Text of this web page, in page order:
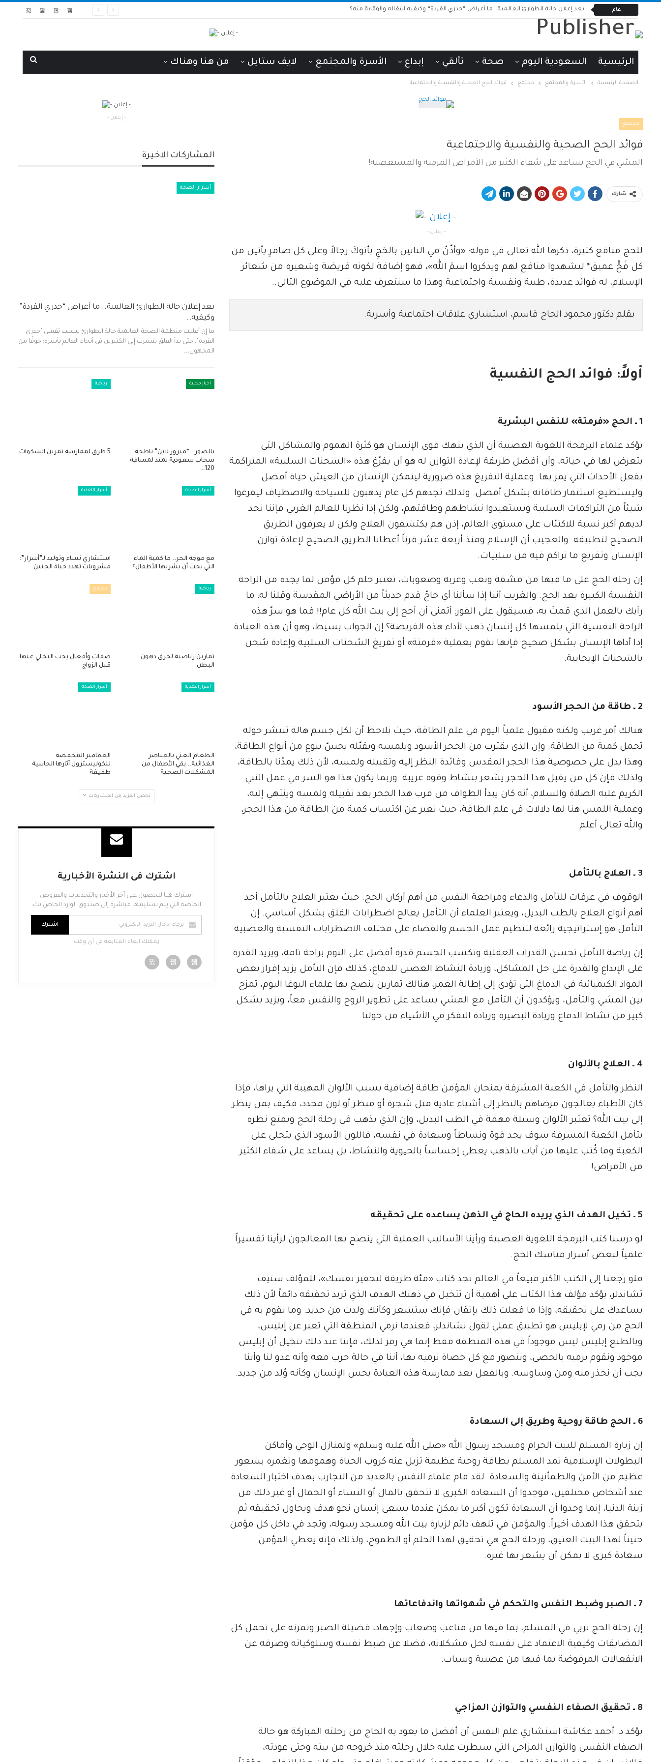
عام بعد إعلان حالة الطوارئ العالمية.. ما أعراض “جدري القردة” وكيفية انتقاله والوقاية منه؟
الرئيسية السعودية اليوم صحة تألقي إبداع الأسرة والمجتمع لايف ستايل من هنا وهناك
الصفحة الرئيسية الأسرة والمجتمع مجتمع فوائد الحج الصحية والنفسية والاجتماعية
مجتمع
فوائد الحج الصحية والنفسية والاجتماعية
المشي في الحج يساعد على شفاء الكثير من الأمراض المزمنة والمستعصية!
شارك
- إعلان -
للحج منافع كثيرة، ذكرها الله تعالى في قوله: «وأذّنْ في الناسِ بالحَجِ يأتوكَ رجالاً وعلى كل ضامرٍ يأتين من
كل فَجٍّ عميق* ليشهدوا منافع لهم ويذكروا اسمَ الله»، فهو إضافة لكونه فريضة وشعيرة من شعائر
الإسلام، له فوائد عديدة، طبية ونفسية واجتماعية وهذا ما سنتعرف عليه في الموضوع التالي..
بقلم دكتور محمود الحاج قاسم، استشاري علاقات اجتماعية وأسرية.
أولاً: فوائد الحج النفسية
1 ـ الحج «فرمتة» للنفس البشرية
يؤكد علماء البرمجة اللغوية العصبية أن الذي ينهك قوى الإنسان هو كثرة الهموم والمشاكل التي
يتعرض لها في حياته، وأن أفضل طريقة لإعادة التوازن له هو أن يفرّغ هذه «الشحنات السلبية» المتراكمة
بفعل الأحداث التي يمر بها. وعملية التفريغ هذه ضرورية ليتمكن الإنسان من العيش حياة أفضل
وليستطيع استثمار طاقاته بشكل أفضل. ولذلك تجدهم كل عام يذهبون للسياحة والاصطياف ليفرغوا
شيئاً من التراكمات السلبية ويستعيدوا نشاطهم وطاقتهم، ولكن إذا نظرنا للعالم الغربي فإننا نجد
لديهم أكبر نسبة للاكتئاب على مستوى العالم، إذن هم يكتشفون العلاج ولكن لا يعرفون الطريق
الصحيح لتطبيقه. والعجيب أن الإسلام ومنذ أربعة عشر قرناً أعطانا الطريق الصحيح لإعادة توازن
الإنسان وتفريغ ما تراكم فيه من سلبيات.
إن رحلة الحج على ما فيها من مشقة وتعب وغربة وصعوبات، تعتبر حلم كل مؤمن لما يجده من الراحة
النفسية الكبيرة بعد الحج. والغريب أننا إذا سألنا أي حاجّ قدم حديثاً من الأراضي المقدسة وقلنا له: ما
رأيك بالعمل الذي قمتَ به، فسيقول على الفور: أتمنى أن أحج إلى بيت الله كل عام!! فما هو سرّ هذه
الراحة النفسية التي يلمسها كل إنسان ذهب لأداء هذه الفريضة؟ إن الجواب بسيط، وهو أن هذه العبادة
إذا أداها الإنسان بشكل صحيح فإنها تقوم بعملية «فرمتة» أو تفريغ الشحنات السلبية وإعادة شحن
بالشحنات الإيجابية.
2 ـ طاقة من الحجر الأسود
هنالك أمر غريب ولكنه مقبول علمياً اليوم في علم الطاقة، حيث نلاحظ أن لكل جسم هالة تنتشر حوله
تحمل كمية من الطاقة. وإن الذي يقترب من الحجر الأسود ويلمسه ويقبّله يحسّ بنوع من أنواع الطاقة،
وهذا يدل على خصوصية هذا الحجر المقدس وفائدة النظر إليه وتقبيله ولمسه، لأن ذلك يمدّنا بالطاقة،
ولذلك فإن كل من يقبل هذا الحجر يشعر بنشاط وقوة غريبة. وربما يكون هذا هو السر في عمل النبي
الكريم عليه الصلاة والسلام، أنه كان يبدأ الطواف من قرب هذا الحجر بعد تقبيله ولمسه وينتهي إليه،
وعملية اللمس هنا لها دلالات في علم الطاقة، حيث تعبر عن اكتساب كمية من الطاقة من هذا الحجر،
والله تعالى أعلم.
3 ـ العلاج بالتأمل
الوقوف في عرفات للتأمل والدعاء ومراجعة النفس من أهم أركان الحج. حيث يعتبر العلاج بالتأمل أحد
أهم أنواع العلاج بالطب البديل، ويعتبر العلماء أن التأمل يعالج اضطرابات القلق بشكل أساسي. إن
التأمل هو إستراتيجية رائعة لتنظيم عمل الجسم والقضاء على مختلف الاضطرابات النفسية والعصبية.
إن رياضة التأمل تحسن القدرات العقلية وتكسب الجسم قدرة أفضل على النوم براحة تامة، ويزيد القدرة
على الإبداع والقدرة على حل المشاكل، وزيادة النشاط العصبي للدماغ، كذلك فإن التأمل يزيد إفراز بعض
المواد الكيميائية في الدماغ التي تؤدي إلى إطالة العمر، هنالك تمارين ينصح بها علماء اليوغا اليوم، تمزج
بين المشي والتأمل، ويؤكدون أن التأمل مع المشي يساعد على تطوير الروح والنفس معاً، ويزيد بشكل
كبير من نشاط الدماغ وزيادة البصيرة وزيادة التفكر في الأشياء من حولنا.
4 ـ العلاج بالألوان
النظر والتأمل في الكعبة المشرفة يمنحان المؤمن طاقة إضافية بسبب الألوان المهيبة التي يراها، فإذا
كان الأطباء يعالجون مرضاهم بالنظر إلى أشياء عادية مثل شجرة أو منظر أو لون محدد، فكيف بمن ينظر
إلى بيت الله؟ تعتبر الألوان وسيلة مهمة في الطب البديل، وإن الذي يذهب في رحلة الحج ويمتع نظره
بتأمل الكعبة المشرفة سوف يجد قوة ونشاطاً وسعادة في نفسه، فاللون الأسود الذي يتجلى على
الكعبة وما كُتب عليها من آيات بالذهب يعطي إحساساً بالحيوية والنشاط، بل يساعد على شفاء الكثير
من الأمراض!
5 ـ تخيل الهدف الذي يريده الحاج في الذهن يساعده على تحقيقه
لو درسنا كتب البرمجة اللغوية العصبية ورأينا الأساليب العملية التي ينصح بها المعالجون لرأينا تفسيراً
علمياً لبعض أسرار مناسك الحج.
فلو رجعنا إلى الكتب الأكثر مبيعاً في العالم نجد كتاب «مئة طريقة لتحفيز نفسك»، للمؤلف ستيف
تشاندلر، يؤكد مؤلف هذا الكتاب على أهمية أن تتخيل في ذهنك الهدف الذي تريد تحقيقه دائماً لأن ذلك
يساعدك على تحقيقه، وإذا ما فعلت ذلك بإتقان فإنك ستشعر وكأنك ولدت من جديد. وما نقوم به في
الحج من رمي لإبليس هو تطبيق عملي لقول تشاندلر، فعندما نرمي المنطقة التي تعبر عن إبليس،
وبالطبع إبليس ليس موجوداً في هذه المنطقة فقط إنما هي رمز لذلك، فإننا عند ذلك نتخيل أن إبليس
موجود ونقوم برميه بالحصى، ونتصور مع كل حصاة نرميه بها، أننا في حالة حرب معه وأنه عدو لنا وأننا
يجب أن نحذر منه ومن وساوسه. وبالفعل بعد ممارسة هذه العبادة يحس الإنسان وكأنه وُلد من جديد.
6 ـ الحج طاقة روحية وطريق إلى السعادة
إن زيارة المسلم للبيت الحرام ومسجد رسول الله «صلى الله عليه وسلم» ولمنازل الوحي وأماكن
البطولات الإسلامية تمد المسلم بطاقة روحية عظيمة تزيل عنه كروب الحياة وهمومها وتغمره بشعور
عظيم من الأمن والطمأنينة والسعادة. لقد قام علماء النفس بالعديد من التجارب بهدف اختبار السعادة
عند أشخاص مختلفين، فوجدوا أن السعادة الكبرى لا تتحقق بالمال أو النساء أو الجمال أو غير ذلك من
زينة الدنيا، إنما وجدوا أن السعادة تكون أكبر ما يمكن عندما يسعى إنسان نحو هدف ويحاول تحقيقه ثم
يتحقق هذا الهدف أخيراً. والمؤمن في تلهف دائم لزيارة بيت الله ومسجد رسوله، وتجد في داخل كل مؤمن
حنيناً لهذا البيت العتيق، ورحلة الحج هي تحقيق لهذا الحلم أو الطموح، ولذلك فإنه يعطي المؤمن
سعادة كبرى لا يمكن أن يشعر بها غيره.
7 ـ الصبر وضبط النفس والتحكم في شهواتها واندفاعاتها
إن رحلة الحج تربي في المسلم، بما فيها من متاعب وصعاب وإجهاد، فضيلة الصبر وتمرنه على تحمل كل
المضايقات وكيفية الاعتماد على نفسه لحل مشكلاته، فضلا عن ضبط نفسه وسلوكياته وصرفه عن
الانفعالات المرفوضة بما فيها من عصبية وسباب.
8 ـ تحقيق الصفاء النفسي والتوازن المزاجي
يؤكد د. أحمد عكاشة استشاري علم النفس أن أفضل ما يعود به الحاج من رحلته المباركة هو حالة
الصفاء النفسي والتوازن المزاجي التي سيطرت عليه خلال رحلته منذ خروجه من بيته وحتى عودته،
- إعلان -
المشاركات الاخيرة
أسرار الصحة
بعد إعلان حالة الطوارئ العالمية.. ما أعراض “جدري القردة”
وكيفية…
ما إن أعلنت منظمة الصحة العالمية حالة الطوارئ بسبب تفشي "جدري
القردة"، حتى بدأ القلق يتسرب إلى الكثيرين في أنحاء العالم بأسره؛ خوفًا من
المجهول،…
أخبار محلية
بالصور.. “ميرور لاين” ناطحة
سحاب سعودية تمتد لمسافة
120…
رياضة
5 طرق لممارسة تمرين السكوات
أسرار الصحة
مع موجة الحر.. ما كمية الماء
التي يجب أن يشربها الأطفال؟
أسرار التغذية
استشاري نساء وتوليد لـ”أسرار”:
مشروبات تهدد حياة الجنين
رياضة
تمارين رياضية لحرق دهون
البطن
مجتمع
صفات وأفعال يجب التخلي عنها
قبل الزواج
أسرار التغذية
الطعام الغني بالعناصر
الغذائية.. يقي الأطفال من
المشكلات الصحية
أسرار الصحة
العقاقير المخفضة
للكوليسترول آثارها الجانبية
طفيفة
تحميل المزيد من المشاركات
اشترك فى النشرة الأخبارية
اشترك هنا للحصول على آخر الأخبار والتحديثات والعروض
الخاصة التي يتم تسليمها مباشرة إلى صندوق الوارد الخاص بك.
اشترك
يمكنك الغاء المتابعة فى أى وقت